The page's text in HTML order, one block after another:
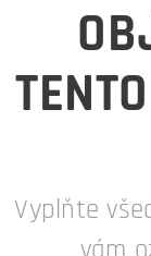
Vyplňte